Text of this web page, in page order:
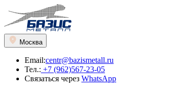
Москва
Email:centr@bazismetall.ru
Тел.: +7 (962)567-23-05
Связаться через WhatsApp